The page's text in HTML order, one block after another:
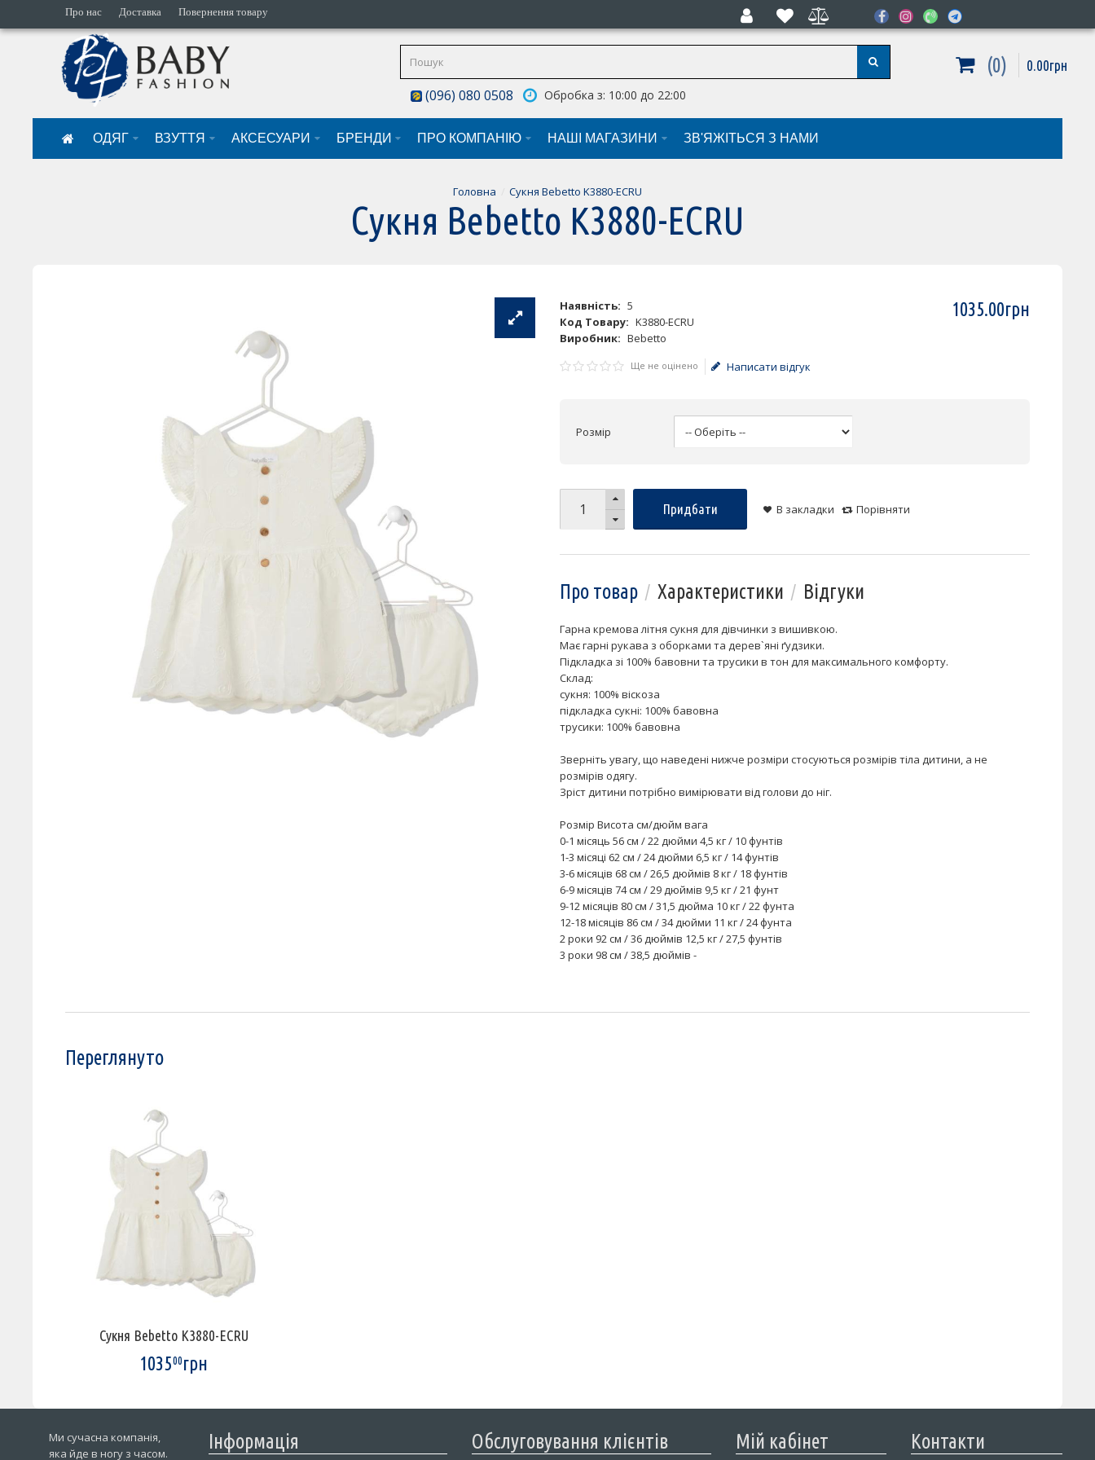
Про нас Доставка Повернення товару
(096) 080 0508 Обробка з: 10:00 до 22:00
0 0.00грн
ОДЯГ ВЗУТТЯ АКСЕСУАРИ БРЕНДИ ПРО КОМПАНІЮ НАШI МАГАЗИНИ ЗВ'ЯЖІТЬСЯ З НАМИ
Головна Сукня Bebetto K3880-ECRU
Сукня Bebetto K3880-ECRU
Наявність: 5
Код Товару: K3880-ECRU
Виробник: Bebetto
1035.00грн
Ще не оцінено Написати відгук
Розмір
Придбати В закладки Порівняти
Про товар Характеристики Відгуки
Гарна кремова літня сукня для дівчинки з вишивкою.
Має гарні рукава з оборками та дерев`яні ґудзики.
Підкладка зі 100% бавовни та трусики в тон для максимального комфорту.
Склад:
сукня: 100% віскоза
підкладка сукні: 100% бавовна
трусики: 100% бавовна
Зверніть увагу, що наведені нижче розміри стосуються розмірів тіла дитини, а не
розмірів одягу.
Зріст дитини потрібно вимірювати від голови до ніг.
Розмір Висота см/дюйм вага
0-1 місяць 56 см / 22 дюйми 4,5 кг / 10 фунтів
1-3 місяці 62 см / 24 дюйми 6,5 кг / 14 фунтів
3-6 місяців 68 см / 26,5 дюймів 8 кг / 18 фунтів
6-9 місяців 74 см / 29 дюймів 9,5 кг / 21 фунт
9-12 місяців 80 см / 31,5 дюйма 10 кг / 22 фунта
12-18 місяців 86 см / 34 дюйми 11 кг / 24 фунта
2 роки 92 см / 36 дюймів 12,5 кг / 27,5 фунтів
3 роки 98 см / 38,5 дюймів -
Переглянуто
Сукня Bebetto K3880-ECRU
103500грн
Ми сучасна компанія,
яка йде в ногу з часом.
Інформація Обслуговування клієнтів Мій кабінет Контакти